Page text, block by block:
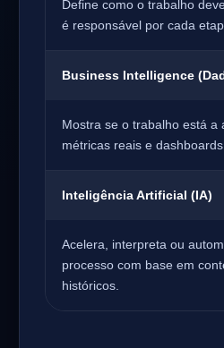
Define como o trabalho
é responsável por cada
Business Intelligence
Mostra se o trabalho está a
métricas reais e
Inteligência Artificial (IA)
Acelera, interpreta ou
processo com base em
históricos.